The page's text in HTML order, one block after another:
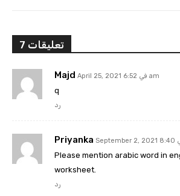
7 تعليقات
Majd April 25, 2021 في 6:52 am
q
رد
Priyanka
Please mention arabic word in
worksheet.
رد